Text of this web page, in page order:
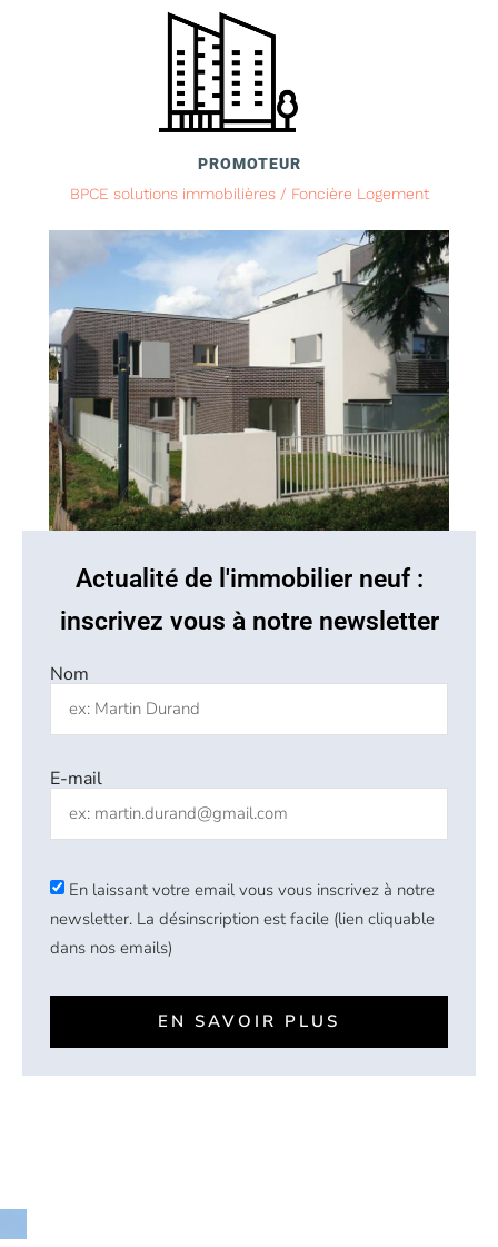
PROMOTEUR
BPCE solutions immobilières / Foncière Logement
Actualité de l'immobilier neuf :
inscrivez vous à notre newsletter
Nom
E-mail
En laissant votre email vous vous inscrivez à notre
newsletter. La désinscription est facile (lien cliquable
dans nos emails)
EN SAVOIR PLUS